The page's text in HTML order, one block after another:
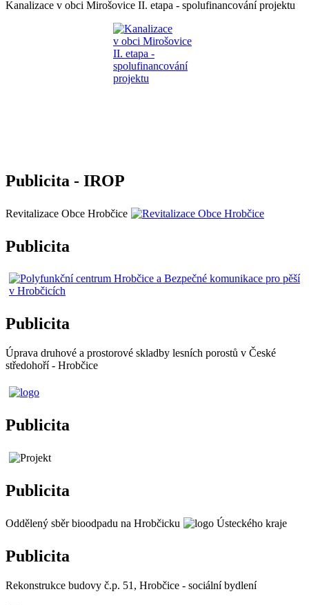
Kanalizace v obci Mirošovice II. etapa - spolufinancování projektu
Publicita - IROP
Revitalizace Obce Hrobčice
Publicita
Publicita
Úprava druhové a prostorové skladby lesních porostů v České
středohoří - Hrobčice
Publicita
Publicita
Oddělený sběr bioodpadu na Hrobčicku
Publicita
Rekonstrukce budovy č.p. 51, Hrobčice - sociální bydlení